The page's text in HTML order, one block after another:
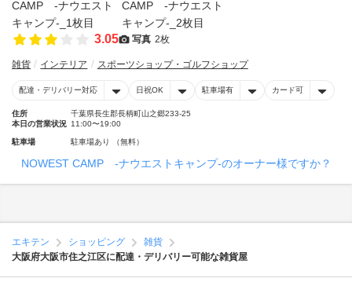
3.05 写真 2枚
雑貨 インテリア スポーツショップ・ゴルフショップ
配達・デリバリー対応 日祝OK 駐車場有 カード可
住所
千葉県長生郡長柄町山之郷233-25
本日の営業状況 11:00〜19:00
駐車場 駐車場あり （無料）
NOWEST CAMP -ナウエストキャンプ-のオーナー様ですか？
エキテン ショッピング
雑貨
大阪府大阪市住之江区に配達・デリバリー可能な雑貨屋